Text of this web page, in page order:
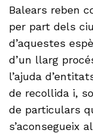
Balears reben
per part dels
d’aquestes
d’un llarg
l’ajuda
de recollida i,
de particulars
s’aconsegueix